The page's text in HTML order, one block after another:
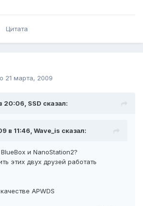
Цитата
21 марта, 2009
20:06, SSD сказал:
в 11:46, Wave_is сказал:
и NanoStation2?
этих двух друзей работать
APWDS